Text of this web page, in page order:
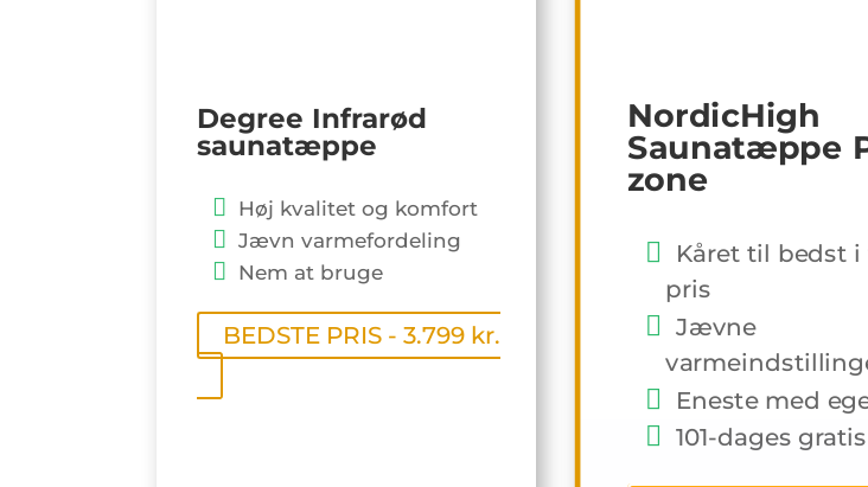
Degree Infrarød
saunatæppe
Høj kvalitet og komfort
Jævn varmefordeling
Nem at bruge
BEDSTE PRIS - 3.799 kr.
NordicHigh
Saunatæppe
zone
Kåret til bedst i
pris
Jævne
Eneste med
101-dages